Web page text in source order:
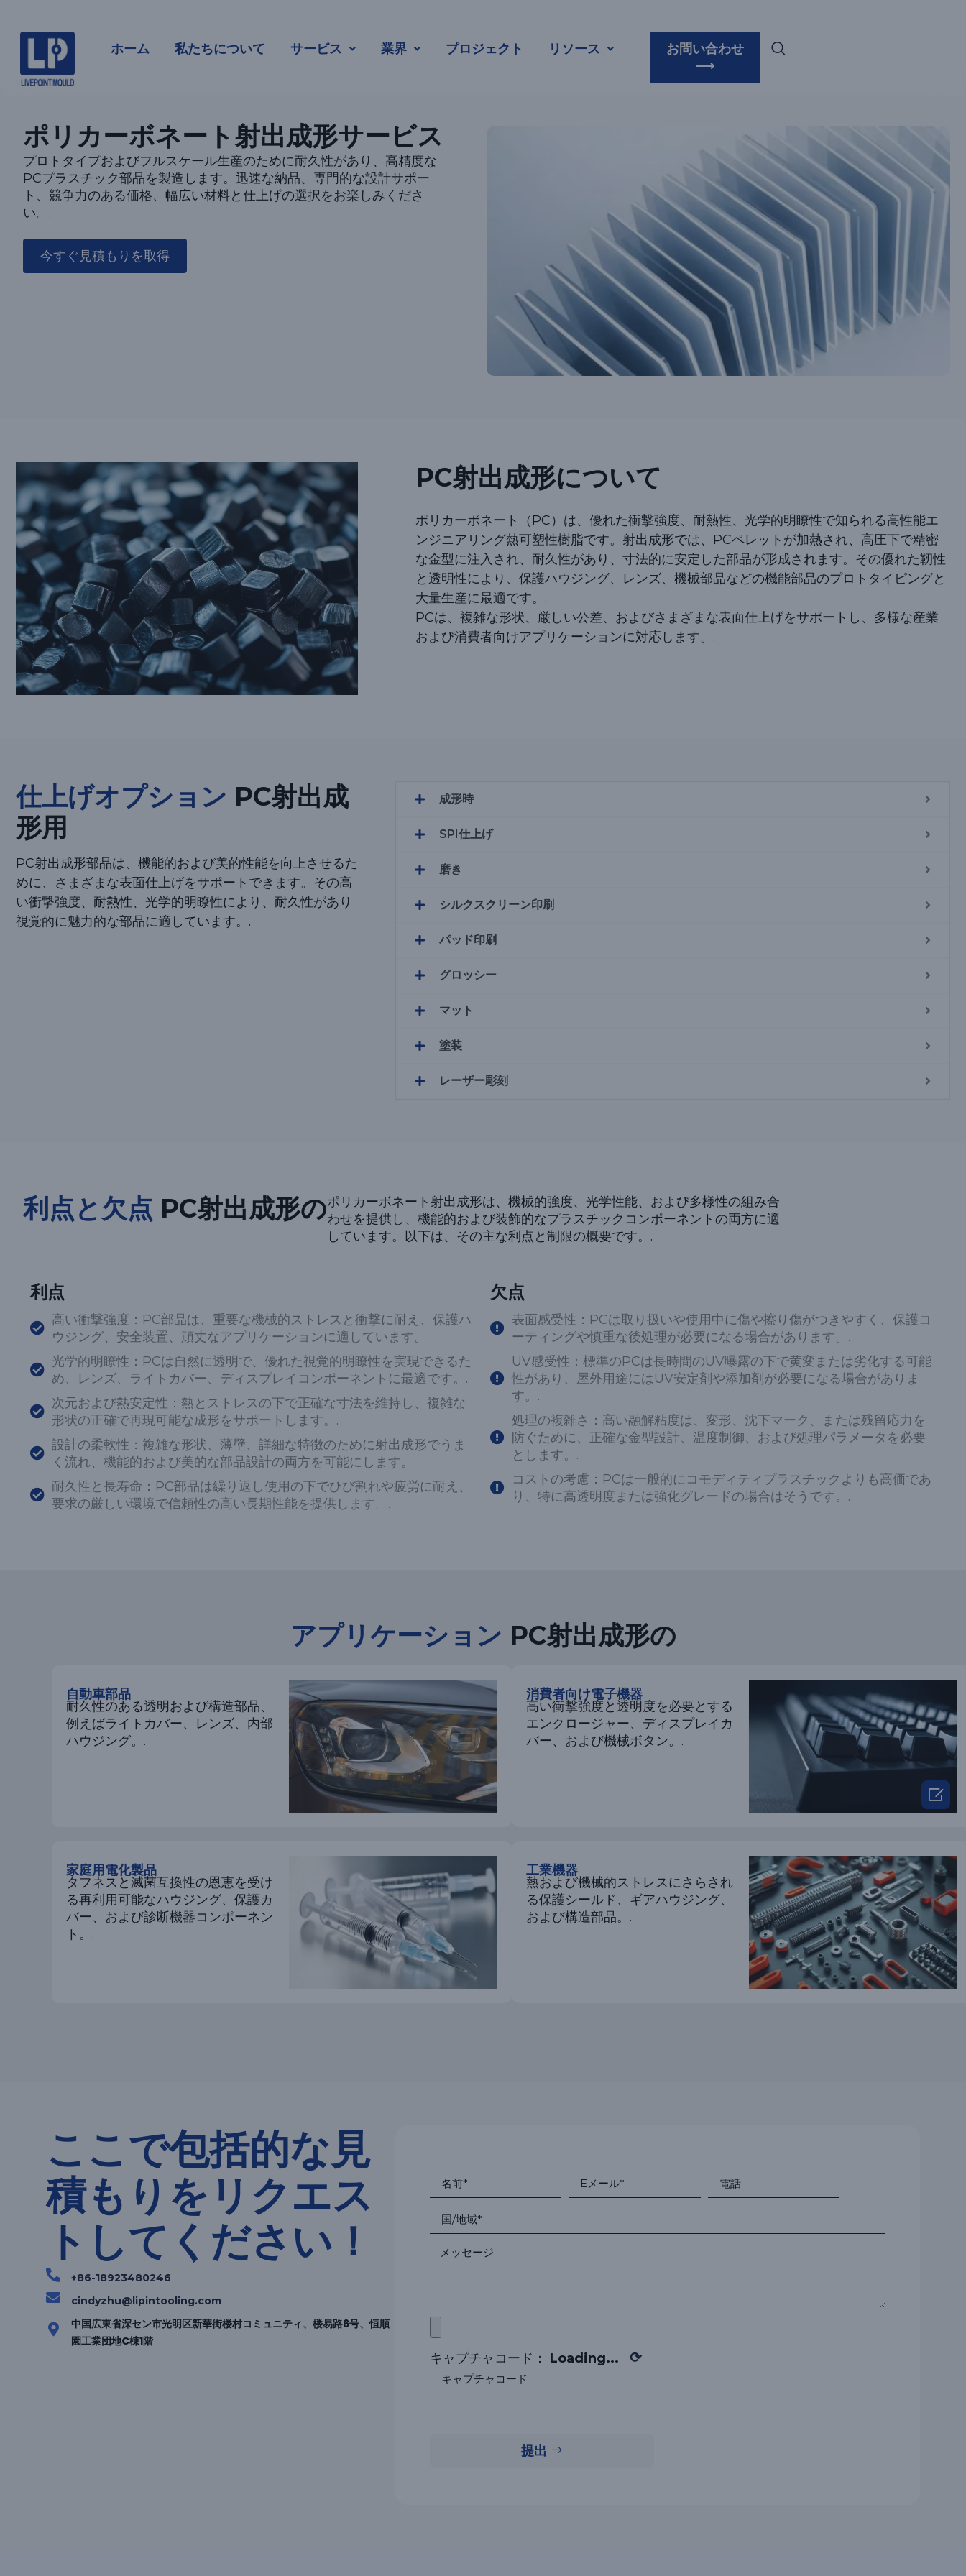
ホーム 私たちについて サービス 業界 プロジェクト リソース
お問い合わせ
⟶
PC射出成形
ポリカーボネート射出成形サービス
プロトタイプおよびフルスケール生産のために耐久性があり、高精度な
PCプラスチック部品を製造します。迅速な納品、専門的な設計サポー
ト、競争力のある価格、幅広い材料と仕上げの選択をお楽しみくださ
い。.
今すぐ見積もりを取得
PC射出成形について
ポリカーボネート（PC）は、優れた衝撃強度、耐熱性、光学的明瞭性で知られる高性能エ
ンジニアリング熱可塑性樹脂です。射出成形では、PCペレットが加熱され、高圧下で精密
な金型に注入され、耐久性があり、寸法的に安定した部品が形成されます。その優れた靭性
と透明性により、保護ハウジング、レンズ、機械部品などの機能部品のプロトタイピングと
大量生産に最適です。.
PCは、複雑な形状、厳しい公差、およびさまざまな表面仕上げをサポートし、多様な産業
および消費者向けアプリケーションに対応します。.
仕上げオプション PC射出成
形用
PC射出成形部品は、機能的および美的性能を向上させるた
めに、さまざまな表面仕上げをサポートできます。その高
い衝撃強度、耐熱性、光学的明瞭性により、耐久性があり
視覚的に魅力的な部品に適しています。.
成形時
SPI仕上げ
磨き
シルクスクリーン印刷
パッド印刷
グロッシー
マット
塗装
レーザー彫刻
利点と欠点 PC射出成形のポリカーボネート射出成形は、機械的強度、光学性能、および多様性の組み合
わせを提供し、機能的および装飾的なプラスチックコンポーネントの両方に適
しています。以下は、その主な利点と制限の概要です。.
利点
高い衝撃強度：PC部品は、重要な機械的ストレスと衝撃に耐え、保護ハ
ウジング、安全装置、頑丈なアプリケーションに適しています。.
光学的明瞭性：PCは自然に透明で、優れた視覚的明瞭性を実現できるた
め、レンズ、ライトカバー、ディスプレイコンポーネントに最適です。.
次元および熱安定性：熱とストレスの下で正確な寸法を維持し、複雑な
形状の正確で再現可能な成形をサポートします。.
設計の柔軟性：複雑な形状、薄壁、詳細な特徴のために射出成形でうま
く流れ、機能的および美的な部品設計の両方を可能にします。.
耐久性と長寿命：PC部品は繰り返し使用の下でひび割れや疲労に耐え、
要求の厳しい環境で信頼性の高い長期性能を提供します。.
欠点
表面感受性：PCは取り扱いや使用中に傷や擦り傷がつきやすく、保護コ
ーティングや慎重な後処理が必要になる場合があります。.
UV感受性：標準のPCは長時間のUV曝露の下で黄変または劣化する可能
性があり、屋外用途にはUV安定剤や添加剤が必要になる場合がありま
す。.
処理の複雑さ：高い融解粘度は、変形、沈下マーク、または残留応力を
防ぐために、正確な金型設計、温度制御、および処理パラメータを必要
とします。.
コストの考慮：PCは一般的にコモディティプラスチックよりも高価であ
り、特に高透明度または強化グレードの場合はそうです。.
アプリケーション PC射出成形の
自動車部品
耐久性のある透明および構造部品、
例えばライトカバー、レンズ、内部
ハウジング。.
消費者向け電子機器
高い衝撃強度と透明度を必要とする
エンクロージャー、ディスプレイカ
バー、および機械ボタン。.
家庭用電化製品
タフネスと滅菌互換性の恩恵を受け
る再利用可能なハウジング、保護カ
バー、および診断機器コンポーネン
ト。.
工業機器
熱および機械的ストレスにさらされ
る保護シールド、ギアハウジング、
および構造部品。.
ここで包括的な見
積もりをリクエス
トしてください！
+86-18923480246
cindyzhu@lipintooling.com
中国広東省深セン市光明区新華街楼村コミュニティ、楼易路6号、恒順
園工業団地C棟1階
キャプチャコード： Loading... ⟳
提出
